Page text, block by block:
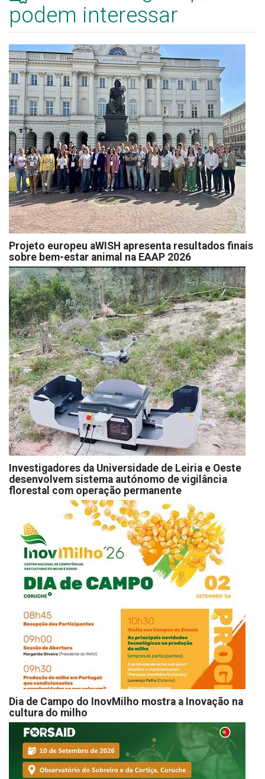
podem interessar
Projeto europeu aWISH apresenta resultados finais
sobre bem-estar animal na EAAP 2026
Investigadores da Universidade de Leiria e Oeste
desenvolvem sistema autónomo de vigilância
florestal com operação permanente
Dia de Campo do InovMilho mostra a Inovação na
cultura do milho